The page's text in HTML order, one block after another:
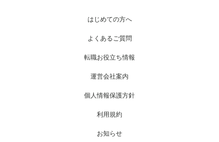
はじめての方へ
よくあるご質問
転職お役立ち情報
運営会社案内
個人情報保護方針
利用規約
お知らせ